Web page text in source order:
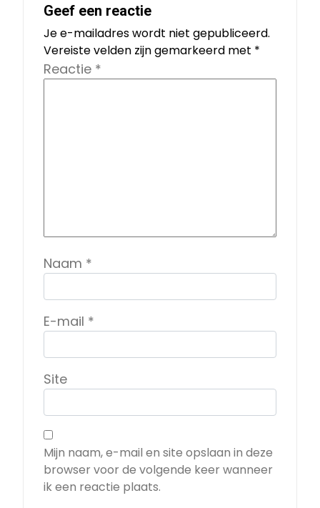
Geef een reactie
Je e-mailadres wordt niet gepubliceerd.
Vereiste velden zijn gemarkeerd met *
Reactie *
Naam *
E-mail *
Site
Mijn naam, e-mail en site opslaan in deze
browser voor de volgende keer wanneer
ik een reactie plaats.